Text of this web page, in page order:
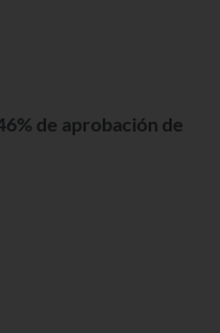
de aprobación de